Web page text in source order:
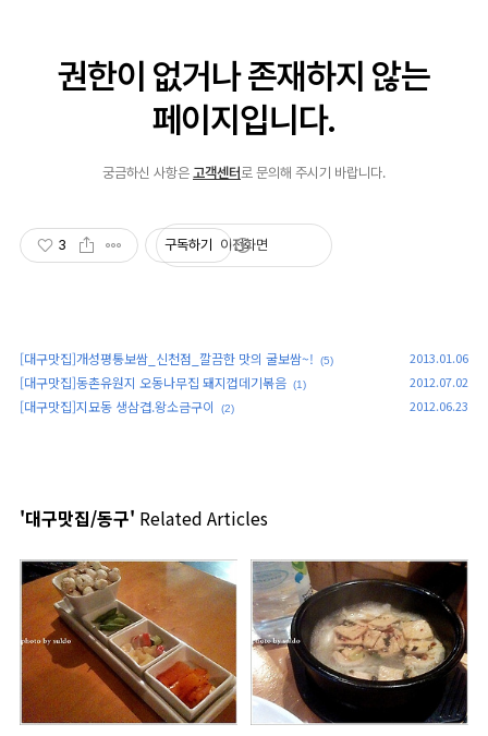
3 구독하기
[대구맛집]개성평통보쌈_신천점_깔끔한 맛의 굴보쌈~!
(5) 2013.01.06
[대구맛집]동촌유원지 오동나무집 돼지껍데기볶음 (1) 2012.07.02
[대구맛집]지묘동 생삼겹.왕소금구이 (2) 2012.06.23
'대구맛집/동구' Related Articles